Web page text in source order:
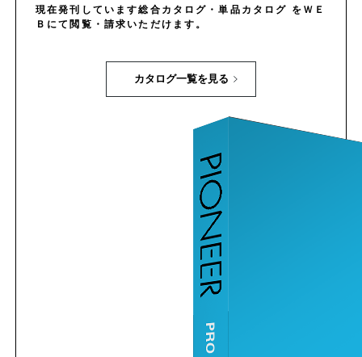
現在発刊しています総合カタログ・単品カタログ をＷＥ
Ｂにて閲覧・請求いただけます。
カタログ一覧を見る